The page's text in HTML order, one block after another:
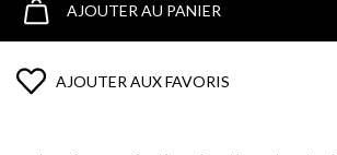
AJOUTER AU PANIER
AJOUTER AUX FAVORIS